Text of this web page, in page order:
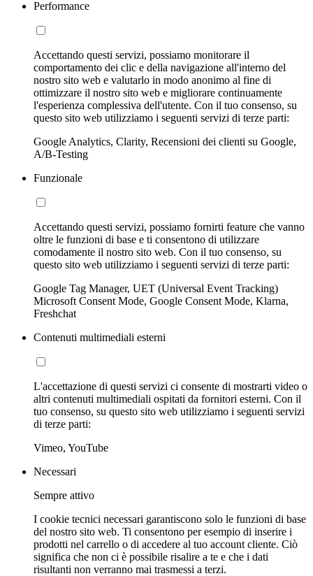
Performance
Accettando questi servizi, possiamo monitorare il
comportamento dei clic e della navigazione all'interno del
nostro sito web e valutarlo in modo anonimo al fine di
ottimizzare il nostro sito web e migliorare continuamente
l'esperienza complessiva dell'utente. Con il tuo consenso, su
questo sito web utilizziamo i seguenti servizi di terze parti:
Google Analytics, Clarity, Recensioni dei clienti su Google,
A/B-Testing
Funzionale
Accettando questi servizi, possiamo fornirti feature che vanno
oltre le funzioni di base e ti consentono di utilizzare
comodamente il nostro sito web. Con il tuo consenso, su
questo sito web utilizziamo i seguenti servizi di terze parti:
Google Tag Manager, UET (Universal Event Tracking)
Microsoft Consent Mode, Google Consent Mode, Klarna,
Freshchat
Contenuti multimediali esterni
L'accettazione di questi servizi ci consente di mostrarti video o
altri contenuti multimediali ospitati da fornitori esterni. Con il
tuo consenso, su questo sito web utilizziamo i seguenti servizi
di terze parti:
Vimeo, YouTube
Necessari
Sempre attivo
I cookie tecnici necessari garantiscono solo le funzioni di base
del nostro sito web. Ti consentono per esempio di inserire i
prodotti nel carrello o di accedere al tuo account cliente. Ciò
significa che non ci è possibile risalire a te e che i dati
risultanti non verranno mai trasmessi a terzi.